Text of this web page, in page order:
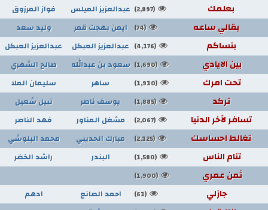
بعلمك (2,897) عبدالعزيز الميلس فواز المرزوق
بقالي ساعه (74) ايمن بهجت قمر وليد سعد
بنساكم (4,176) عبدالعزيز العبكل عبدالعزيز العبكل
بين الايادي (1,690) سعود بن عبدالله صالح الشهري
تحت امرك (1,910) ساهر سليمان الملا
تركد (1,885) يوسف ناصر نبيل شعيل
تسافر لآخر الدنيا (2,067) مشغل المناور فهد الناصر
تغالط احساسك (2,125) مبارك الحديبي محمد البلوشي
تنام الناس (1,580) البندر راشد الخضر
ثمن عمري (1,900)
جازلي (61) احمد الصانع ادهم